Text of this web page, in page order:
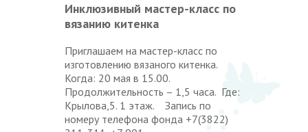
Инклюзивный мастер-класс по
вязанию китенка
Приглашаем на мастер-класс по
изготовлению вязаного китенка.
Когда: 20 мая в 15.00.
Продолжительность – 1,5 часа. Где:
Крылова,5. 1 этаж. Запись по
номеру телефона фонда +7(3822)